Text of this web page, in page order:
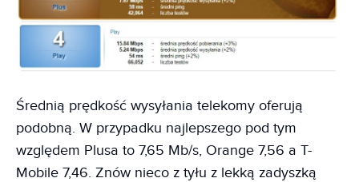
Średnią prędkość wysyłania telekomy oferują
podobną. W przypadku najlepszego pod tym
względem Plusa to 7,65 Mb/s, Orange 7,56 a T-
Mobile 7,46. Znów nieco z tyłu z lekką zadyszką